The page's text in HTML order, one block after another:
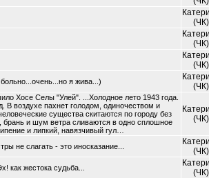
(ЧК)
(ЧК)
(ЧК)
я жива...)
(ЧК)
Хосе Селы "Улей". ...Холодное лето 1943 года.
В воздухе пахнет голодом, одиночеством и
существа скитаются по городу без
брань и шум ветра сливаются в одно сплошное
и липкий, навязчивый гул…
(ЧК)
не слагать - это иносказание...
(ЧК)
как жестока судьба...
(ЧК)